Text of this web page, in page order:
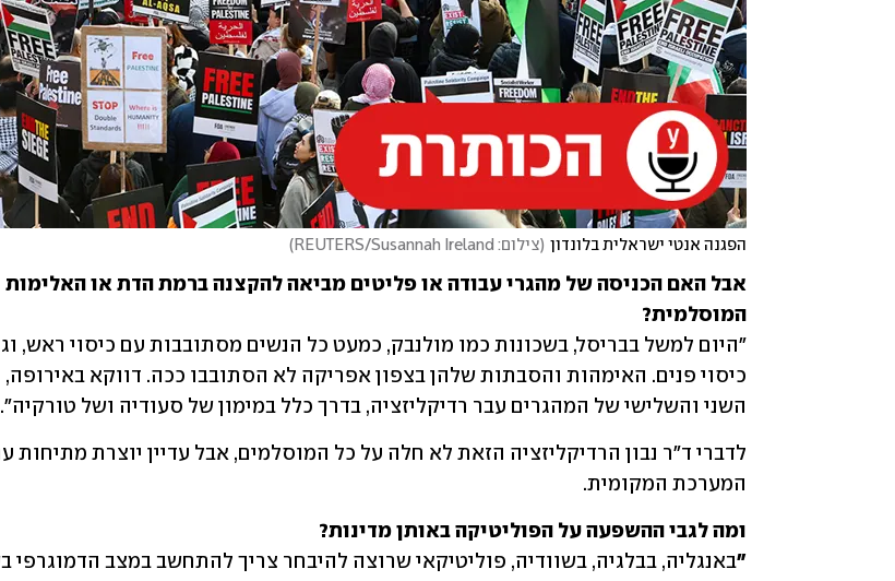
הפגנה אנטי ישראלית בלונדון (צילום: REUTERS/Susannah Ireland )
המוסלמית?
השני והשלישי של המהגרים עבר רדיקליזציה, בדרך כלל במימון של סעודיה ושל טורקיה".
המערכת המקומית.
"